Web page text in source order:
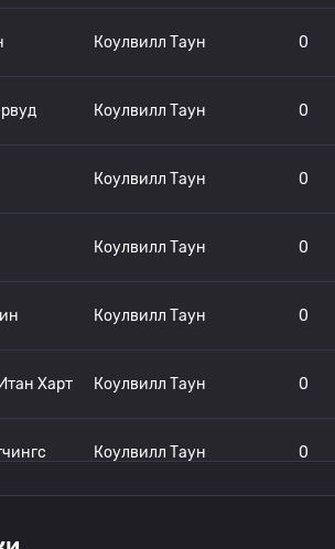
Коулвилл Таун 0
Коулвилл Таун 0
Коулвилл Таун 0
Коулвилл Таун 0
Коулвилл Таун 0
Харт Коулвилл Таун 0
Коулвилл Таун 0